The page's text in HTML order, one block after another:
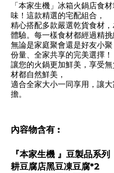
「本家生機」冰箱火鍋店食
味！這款精選的宅配組合，
精心搭配多款嚴選乾貨食材
體驗。每一樣食材都經過精挑
無論是家庭聚會還是好友小
份量、全家共享的完美選擇！
讓您的火鍋更加鮮美，享受
材都自然鮮美，
適合全家大小一同享用，讓
擔。
內容物含有 :
『本家生機 』豆製品系列
耕豆腐店黑豆凍豆腐*2